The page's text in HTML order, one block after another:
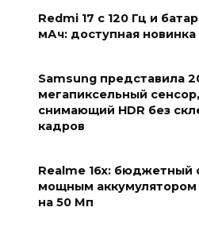
Redmi 17 с 120 Гц и
мАч: доступная новинка
Samsung представила
мегапиксельный сенсор,
снимающий HDR без
кадров
Realme 16x: бюджетный
мощным аккумулятором
на 50 Мп